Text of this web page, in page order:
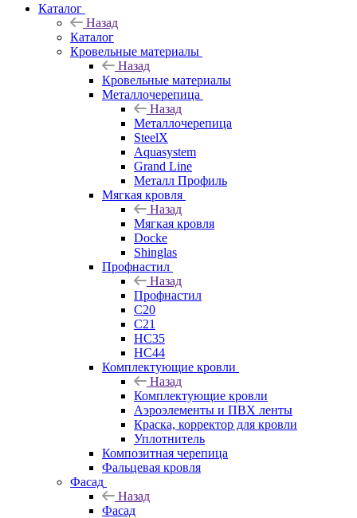
Каталог
Назад
Каталог
Кровельные материалы
Назад
Кровельные материалы
Металлочерепица
Назад
Металлочерепица
SteelX
Aquasystem
Grand Line
Металл Профиль
Мягкая кровля
Назад
Мягкая кровля
Docke
Shinglas
Профнастил
Назад
Профнастил
C20
C21
НС35
НС44
Комплектующие кровли
Назад
Комплектующие кровли
Аэроэлементы и ПВХ ленты
Краска, корректор для кровли
Уплотнитель
Композитная черепица
Фальцевая кровля
Фасад
Назад
Фасад